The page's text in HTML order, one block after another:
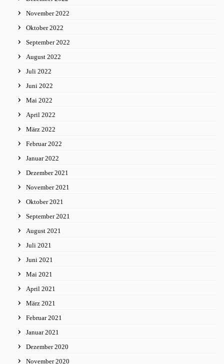
November 2022
Oktober 2022
September 2022
August 2022
Juli 2022
Juni 2022
Mai 2022
April 2022
März 2022
Februar 2022
Januar 2022
Dezember 2021
November 2021
Oktober 2021
September 2021
August 2021
Juli 2021
Juni 2021
Mai 2021
April 2021
März 2021
Februar 2021
Januar 2021
Dezember 2020
November 2020